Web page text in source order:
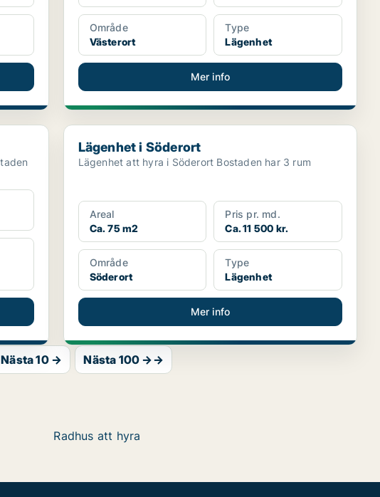
Område
Västerort
Type
Lägenhet
Mer info
Lägenhet i Söderort
Lägenhet i Söderort
Lägenhet att hyra i Söderort Bostaden har 3 rum
Areal
Ca. 75 m2
Pris pr. md.
Ca. 11 500 kr.
Område
Söderort
Type
Lägenhet
Mer info
Nästa 10 → Nästa 100 →→
Radhus att hyra